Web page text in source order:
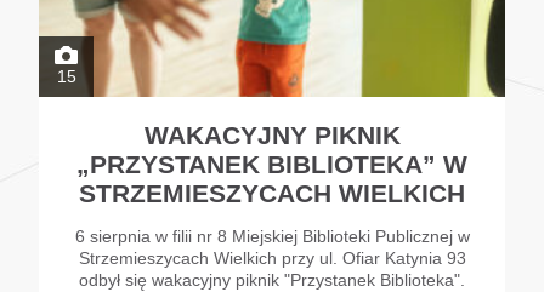
15
WAKACYJNY PIKNIK
„PRZYSTANEK BIBLIOTEKA” W
STRZEMIESZYCACH WIELKICH
6 sierpnia w filii nr 8 Miejskiej Biblioteki Publicznej w
Strzemieszycach Wielkich przy ul. Ofiar Katynia 93
odbył się wakacyjny piknik "Przystanek Biblioteka".